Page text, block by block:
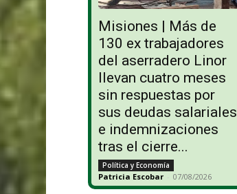
Misiones | Más de
130 ex trabajadores
del aserradero Linor
llevan cuatro meses
sin respuestas por
sus deudas salariales
e indemnizaciones
tras el cierre...
Política y Economía
Patricia Escobar - 07/08/2026